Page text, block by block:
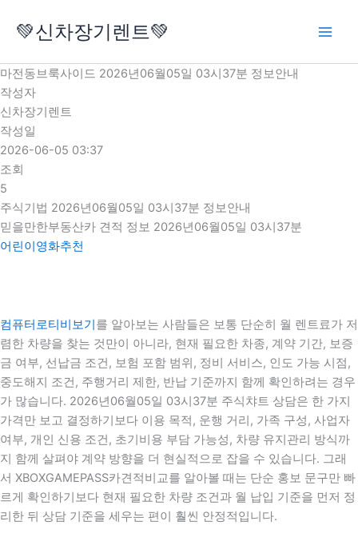
로
건
너
뛰
기
💚신차장기렌트💚
마전동브룩사이드 2026년06월05일 03시37분 정보안내
작성자
신차장기렌트
작성일
2026-06-05 03:37
조회
5
주식기법 2026년06월05일 03시37분 정보안내
믿을만한부동산카 견적 정보 2026년06월05일 03시37분
어린이영화추천
컴퓨터로티비보기를 알아보는 사람들은 보통 단순히 월 렌트료가 저
렴한 차량을 찾는 것만이 아니라, 현재 필요한 차종, 계약 기간, 보증
금 여부, 선납금 조건, 보험 포함 범위, 정비 서비스, 인도 가능 시점,
중도해지 조건, 주행거리 제한, 반납 기준까지 함께 확인하려는 경우
가 많습니다. 2026년06월05일 03시37분 주식챠트 상담은 한 가지
가격만 보고 결정하기보다 이용 목적, 운행 거리, 가족 구성, 사업자
여부, 개인 신용 조건, 초기비용 부담 가능성, 차량 유지관리 방식까
지 함께 살펴야 계약 방향을 더 현실적으로 잡을 수 있습니다. 그래
서 XBOXGAMEPASS카견적비교를 알아볼 때는 단순 홍보 문구만 빠
르게 확인하기보다 현재 필요한 차량 조건과 월 납입 기준을 먼저 정
리한 뒤 상담 기준을 세우는 편이 훨씬 안정적입니다.